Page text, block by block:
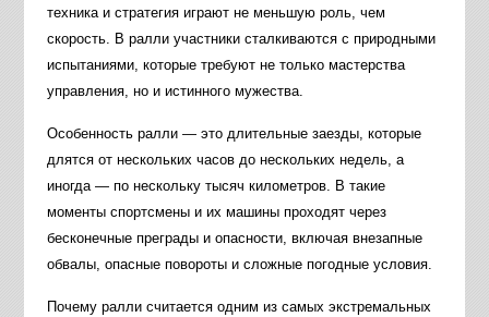
техника и стратегия играют не меньшую роль, чем
скорость. В ралли участники сталкиваются с природными
испытаниями, которые требуют не только мастерства
управления, но и истинного мужества.
Особенность ралли — это длительные заезды, которые
длятся от нескольких часов до нескольких недель, а
иногда — по нескольку тысяч километров. В такие
моменты спортсмены и их машины проходят через
бесконечные преграды и опасности, включая внезапные
обвалы, опасные повороты и сложные погодные условия.
Почему ралли считается одним из самых экстремальных